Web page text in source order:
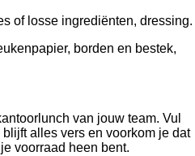
of losse ingrediënten, dressing.
borden en bestek,
van jouw team. Vul
alles vers en voorkom je dat
voorraad heen bent.